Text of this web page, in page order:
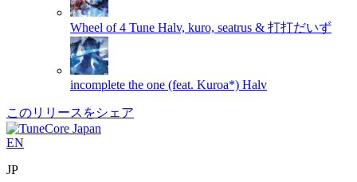
Wheel of 4 Tune Halv, kuro, seatrus & 打打だいず
incomplete the one (feat. Kuroa*) Halv
このリリースをシェア
EN
JP